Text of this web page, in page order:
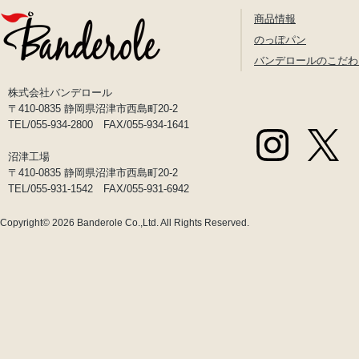
株式会社バンデロール
〒410-0835 静岡県沼津市西島町20-2
TEL/055-934-2800 FAX/055-934-1641
沼津工場
〒410-0835 静岡県沼津市西島町20-2
TEL/055-931-1542 FAX/055-931-6942
商品情報
のっぽパン
バンデロールのこだ
Copyright© 2026 Banderole Co.,Ltd.All Rights Reserved.